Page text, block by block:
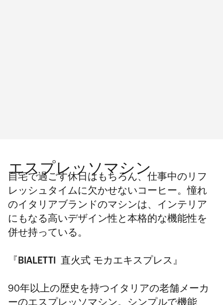
エスプレッソマシン
自宅で過ごす休日はもちろん、仕事中のリフ
レッシュタイムに欠かせないコーヒー。憧れ
のイタリアブランドのマシンは、インテリア
にもなる高いデザイン性と本格的な機能性を
併せ持っている。
『BIALETTI 直火式 モカエキスプレス』
90年以上の歴史を持つイタリアの老舗メーカ